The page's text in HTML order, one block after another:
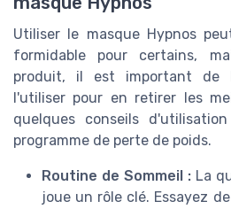
Utiliser le masque Hypnos
formidable pour certains,
produit, il est important de
l'utiliser pour en retirer les
quelques conseils
programme de perte de poids.
Routine de Sommeil : La
joue un rôle clé. Essayez